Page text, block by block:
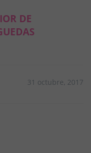
DE
31 octubre, 2017